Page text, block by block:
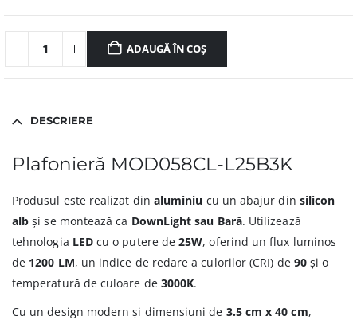
ADAUGĂ ÎN COȘ
DESCRIERE
Plafonieră MOD058CL-L25B3K
Produsul este realizat din aluminiu cu un abajur din silicon
alb și se montează ca DownLight sau Bară. Utilizează
tehnologia LED cu o putere de25W, oferind un flux luminos
de 1200 LM, un indice de redare a culorilor (CRI) de 90și o
temperatură de culoare de 3000K.
Cu un design modern și dimensiuni de 3.5 cm x 40 cm,